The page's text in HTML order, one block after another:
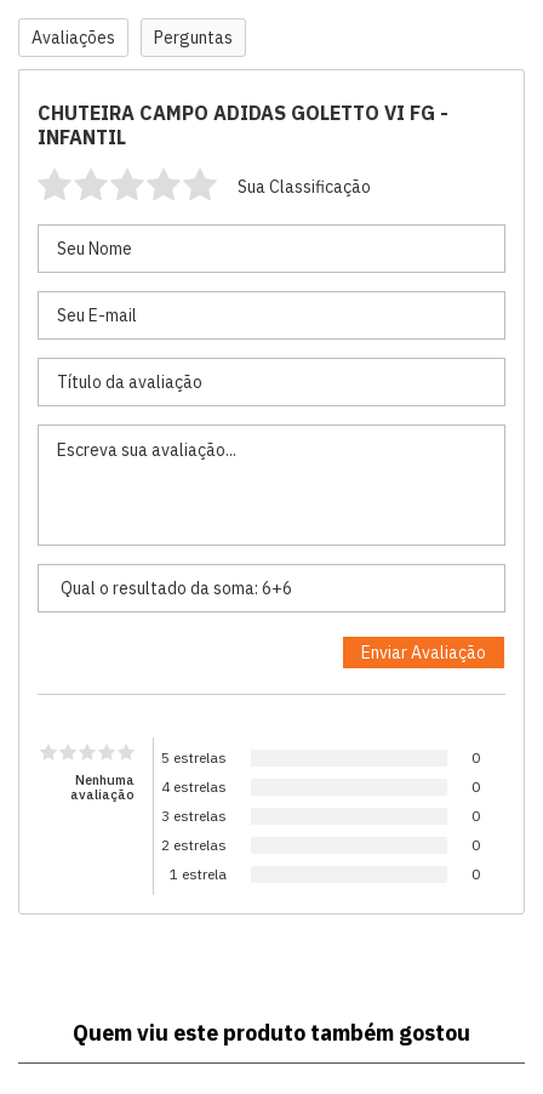
Avaliações Perguntas
CHUTEIRA CAMPO ADIDAS GOLETTO VI FG -
INFANTIL
Sua Classificação
Nenhuma
avaliação
5 estrelas
0
4 estrelas
0
3 estrelas
0
2 estrelas
0
1 estrela
0
Quem viu este produto também gostou